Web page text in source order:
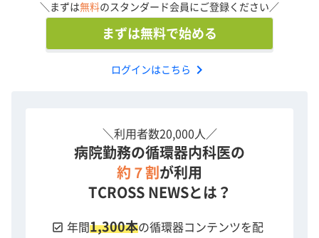
＼まずは無料のスタンダード会員にご登録ください／
まずは無料で始める
ログインはこちら chevron_right
＼利用者数20,000人／
病院勤務の循環器内科医の
約７割 が利用
TCROSS NEWSとは？
check_box 年間1,300本の循環器コンテンツを配